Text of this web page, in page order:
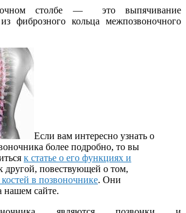
столбе — это выпячивание
фиброзного кольца межпозвоночного
Если вам интересно узнать о
более подробно, то вы
к статье о его функциях и
другой, повествующей о том,
костей в позвоночнике. Они
нашем сайте.